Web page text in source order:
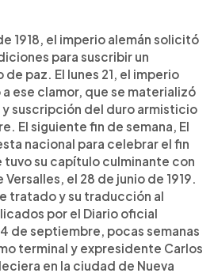
1918, el imperio alemán solicitó
para suscribir un
paz. El lunes 21, el imperio
ese clamor, que se materializó
suscripción del duro armisticio
El siguiente fin de semana, El
nacional para celebrar el fin
tuvo su capítulo culminante con
el 28 de junio de 1919.
tratado y su traducción al
por el Diario oficial
de septiembre, pocas semanas
terminal y expresidente Carlos
en la ciudad de Nueva